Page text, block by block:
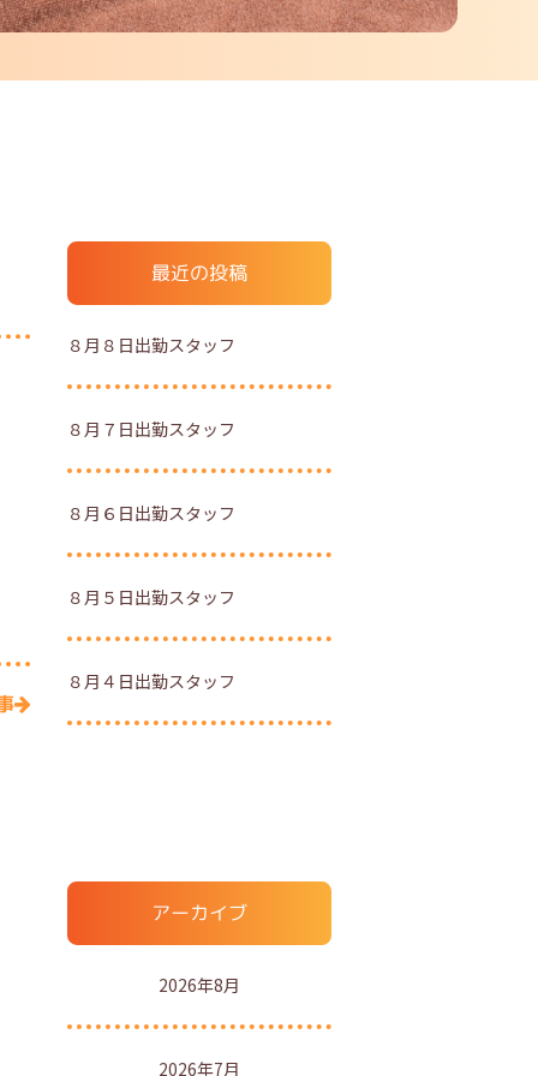
最近の投稿
８月８日出勤スタッフ
８月７日出勤スタッフ
８月６日出勤スタッフ
８月５日出勤スタッフ
８月４日出勤スタッフ
アーカイブ
2026年8月
2026年7月